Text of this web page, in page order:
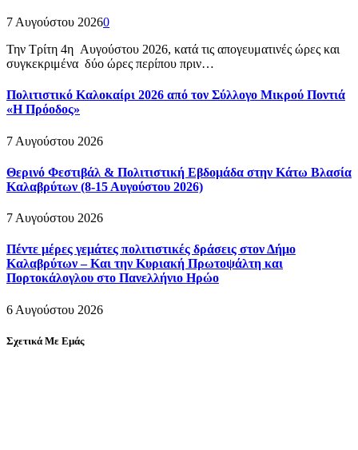
7 Αυγούστου 20260
Την Τρίτη 4η Αυγούστου 2026, κατά τις απογευματινές ώρες και
συγκεκριμένα δύο ώρες περίπου πριν…
Πολιτιστικό Καλοκαίρι 2026 από τον Σύλλογο Μικρού Ποντιά
«Η Πρόοδος»
7 Αυγούστου 2026
Θερινό Φεστιβάλ & Πολιτιστική Εβδομάδα στην Κάτω Βλασία
Καλαβρύτων (8-15 Αυγούστου 2026)
7 Αυγούστου 2026
Πέντε μέρες γεμάτες πολιτιστικές δράσεις στον Δήμο
Καλαβρύτων – Και την Κυριακή Πρωτοψάλτη και
Πορτοκάλογλου στο Πανελλήνιο Ηρώο
6 Αυγούστου 2026
Σχετικά Με Εμάς